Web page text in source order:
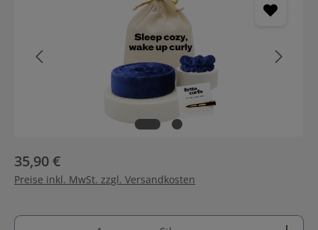
35,90 €
Preise inkl. MwSt. zzgl. Versandkosten
Produkt Anzahl: Gib den gewünschten Wert ein